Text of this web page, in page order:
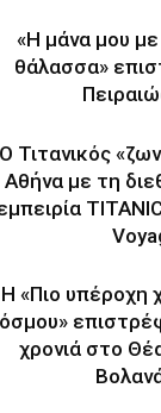
«Η μάνα μου
θάλασσα»
Ο Τιτανικός
Αθήνα με τη
Η «Πιο υπέροχη
χρονιά στο